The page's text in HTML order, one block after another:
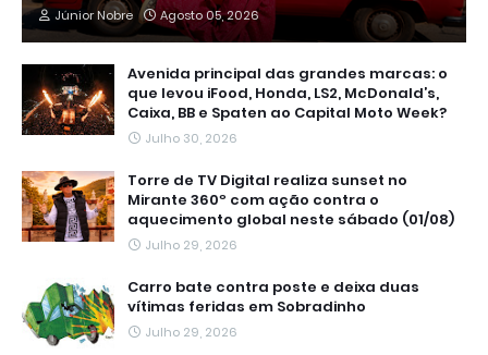
Júnior Nobre Agosto 05, 2026
Avenida principal das grandes marcas: o
que levou iFood, Honda, LS2, McDonald’s,
Caixa, BB e Spaten ao Capital Moto Week?
Julho 30, 2026
Torre de TV Digital realiza sunset no
Mirante 360º com ação contra o
aquecimento global neste sábado (01/08)
Julho 29, 2026
Carro bate contra poste e deixa duas
vítimas feridas em Sobradinho
Julho 29, 2026